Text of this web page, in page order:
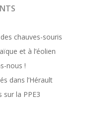
chauves-souris
et à l’éolien
nous !
dans l’Hérault
la PPE3